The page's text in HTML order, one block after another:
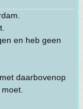
en heb geen
daarbovenop